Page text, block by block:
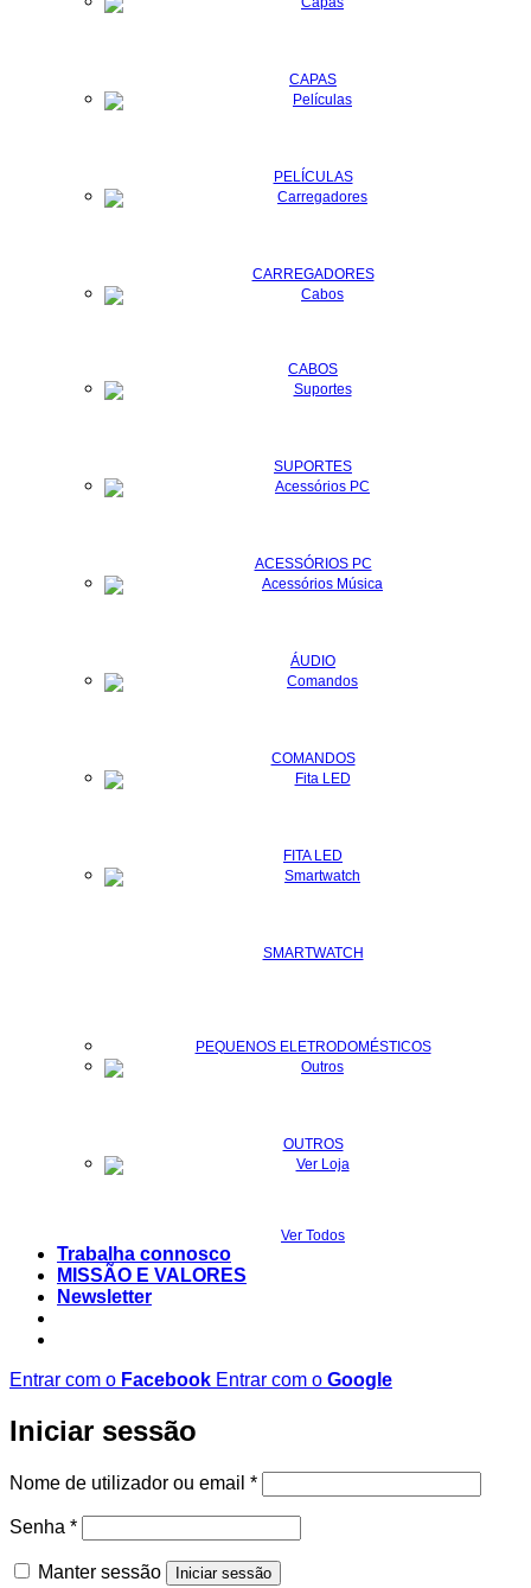
CAPAS
PELÍCULAS
CARREGADORES
CABOS
SUPORTES
ACESSÓRIOS PC
ÁUDIO
COMANDOS
FITA LED
SMARTWATCH
PEQUENOS ELETRODOMÉSTICOS
OUTROS
Ver Todos
Trabalha connosco
MISSÃO E VALORES
Newsletter
Entrar com o Facebook Entrar com o Google
Iniciar sessão
Nome de utilizador ou email *Obrigatório
Senha *Obrigatório
Manter sessão Iniciar sessão